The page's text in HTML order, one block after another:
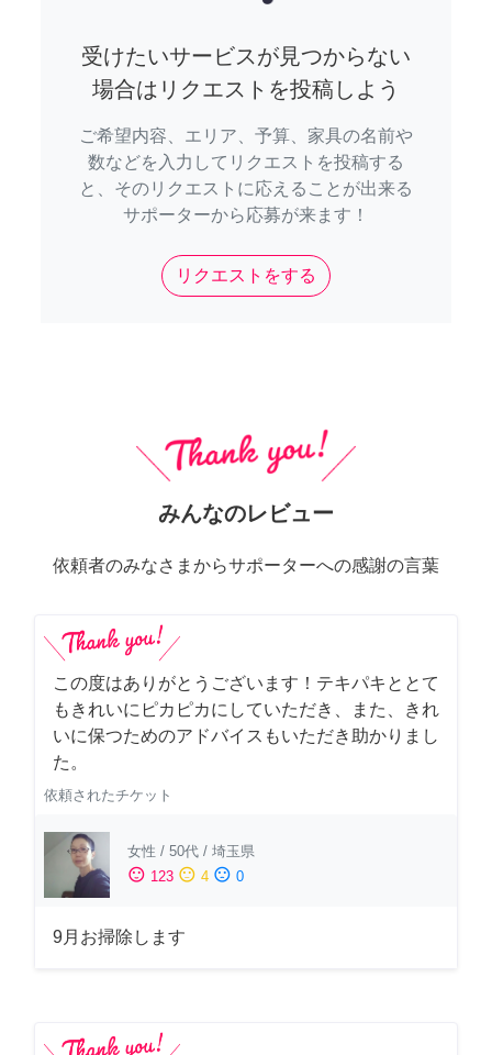
受けたいサービスが見つからない
場合はリクエストを投稿しよう
ご希望内容、エリア、予算、家具の名前や
数などを入力してリクエストを投稿する
と、そのリクエストに応えることが出来る
サポーターから応募が来ます！
リクエストをする
みんなのレビュー
依頼者のみなさまからサポーターへの感謝の言葉
この度はありがとうございます！テキパキととて
もきれいにピカピカにしていただき、また、きれ
いに保つためのアドバイスもいただき助かりまし
た。
依頼されたチケット
女性 / 50代 / 埼玉県
sentiment_satisfied 123 sentiment_neutral 4 sentiment_dissatisfied 0
9月お掃除します